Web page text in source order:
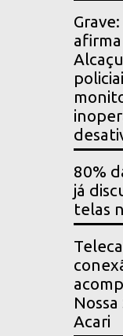
80%
já
telas
Acari